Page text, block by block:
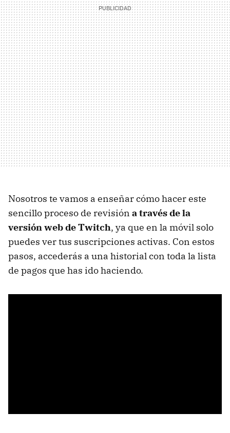
Nosotros te vamos a enseñar cómo hacer este
sencillo proceso de revisión a través de la
versión web de Twitch, ya que en la móvil solo
puedes ver tus suscripciones activas. Con estos
pasos, accederás a una historial con toda la lista
de pagos que has ido haciendo.